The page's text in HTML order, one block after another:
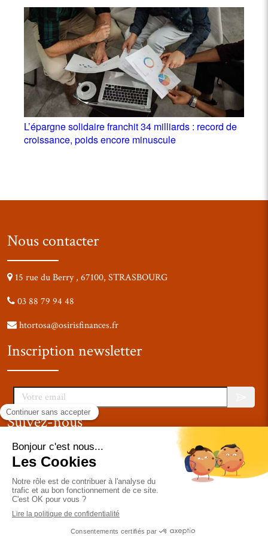
L’épargne solidaire franchit 34 milliards : record de
croissance, poids encore minuscule
Nous contacter
15 rue du Berry , 67100, STRASBOURG
03 88 79 94 48
htortosa@osirisfinances.fr
Inscription newsletter
Votre email
Suivez-nous